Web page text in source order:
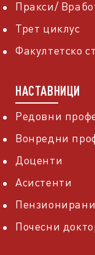
Пракси/
Трет циклус
Факултетско
НАСТАВНИЦИ
Редовни
Вонредни
Доценти
Асистенти
Почесни